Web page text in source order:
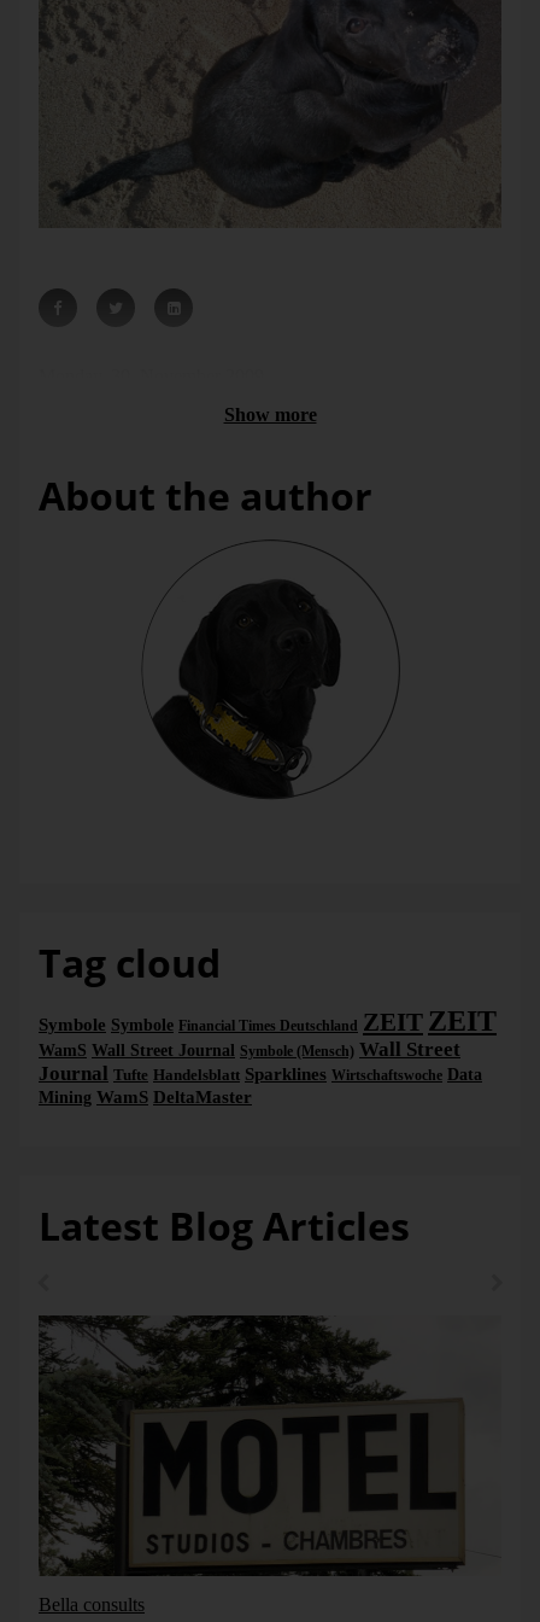
Show more
About the author
Tag cloud
Symbole Symbole Financial Times Deutschland ZEIT ZEIT
WamS Wall Street Journal Symbole (Mensch) Wall Street
Journal Tufte Handelsblatt Sparklines Wirtschaftswoche Data
Mining WamS DeltaMaster
Latest Blog Articles
Bella consults